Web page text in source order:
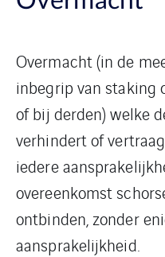
Overmacht (in de
inbegrip van staking
of bij derden) welke
verhindert of
iedere
overeenkomst
ontbinden, zonder
aansprakelijkheid.